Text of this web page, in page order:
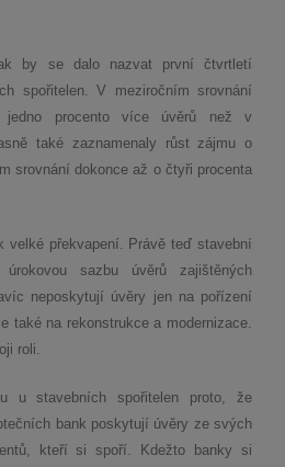
by se dalo nazvat první čtvrtletí
spořitelen. V meziročním srovnání
procento více úvěrů než v
také zaznamenaly růst zájmu o
srovnání dokonce až o čtyři procenta
velké překvapení. Právě teď stavební
sazbu úvěrů zajištěných
neposkytují úvěry jen na pořízení
také na rekonstrukce a modernizace.
roli.
u stavebních spořitelen proto, že
bank poskytují úvěry ze svých
kteří si spoří. Kdežto banky si